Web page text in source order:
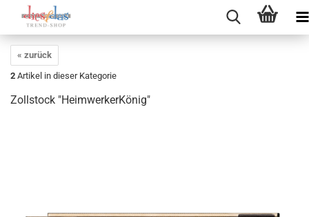
« zurück
2 Artikel in dieser Kategorie
Zollstock "HeimwerkerKönig"